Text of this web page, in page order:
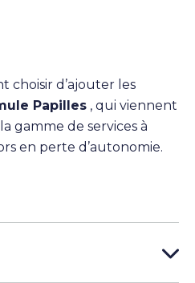
choisir d’ajouter les
Papilles , qui viennent
gamme de services à
en perte d’autonomie.